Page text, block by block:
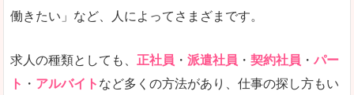
働きたい」など、人によってさまざまです。
求人の種類としても、 正社員 ・ 派遣社員 ・ 契約社員 ・ パー
ト ・ アルバイト など多くの方法があり、仕事の探し方もい